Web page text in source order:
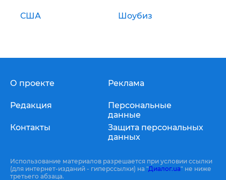
США Шоубиз
О проекте
Редакция
Контакты
Реклама
Персональные
данные
Защита персональных
данных
Использование материалов разрешается при условии ссылки
(для интернет-изданий - гиперссылки) на "Диалог.ua" не ниже
третьего абзаца.